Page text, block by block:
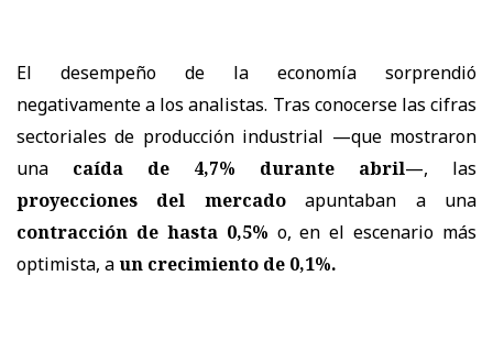
El desempeño de la economía sorprendió
negativamente a los analistas. Tras conocerse las cifras
sectoriales de producción industrial —que mostraron
una caída de 4,7% durante abril—, las
proyecciones del mercadoapuntaban a una
contracción de hasta 0,5% o, en el escenario más
optimista, aun crecimiento de 0,1%.